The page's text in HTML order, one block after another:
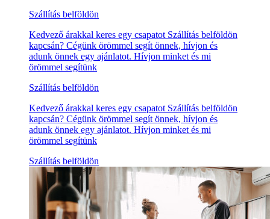
Szállítás belföldön
Kedvező árakkal keres egy csapatot Szállítás belföldön
kapcsán? Cégünk örömmel segít önnek, hívjon és
adunk önnek egy ajánlatot. Hívjon minket és mi
örömmel segítünk
Szállítás belföldön
Kedvező árakkal keres egy csapatot Szállítás belföldön
kapcsán? Cégünk örömmel segít önnek, hívjon és
adunk önnek egy ajánlatot. Hívjon minket és mi
örömmel segítünk
Szállítás belföldön